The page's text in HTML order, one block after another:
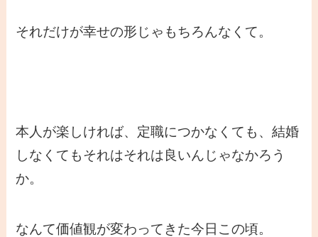
それだけが幸せの形じゃもちろんなくて。
本人が楽しければ、定職につかなくても、結婚
しなくてもそれはそれは良いんじゃなかろう
か。
なんて価値観が変わってきた今日この頃。